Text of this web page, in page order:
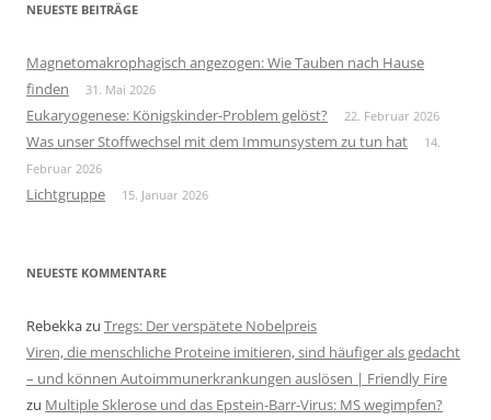
NEUESTE BEITRÄGE
Magnetomakrophagisch angezogen: Wie Tauben nach Hause
finden
31. Mai 2026
Eukaryogenese: Königskinder-Problem gelöst? 22. Februar 2026
Was unser Stoffwechsel mit dem Immunsystem zu tun hat
14.
Februar 2026
Lichtgruppe 15. Januar 2026
NEUESTE KOMMENTARE
Rebekkazu Tregs: Der verspätete Nobelpreis
Viren, die menschliche Proteine imitieren, sind häufiger als gedacht
– und können Autoimmunerkrankungen auslösen | Friendly Fire
zu Multiple Sklerose und das Epstein-Barr-Virus: MS wegimpfen?